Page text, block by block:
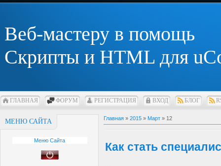
Веб-мастеру в помощь
Скрипты и HTML для
ГЛАВНАЯ ФОРУМ РЕГИСТРАЦИЯ ВХОД БЛОГ
МЕНЮ САЙТА
Меню Сайта
Главная » 2015 » Март » 12
Как стать